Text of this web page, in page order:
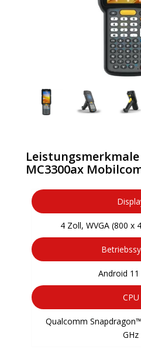
MC3300ax
4 Zoll, WVGA (800 x
Android
CPU
Qualcomm
GHz